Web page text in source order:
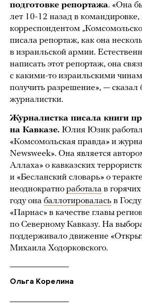
подготовке репортажа. «Она
лет 10-12 назад в командировке,
корреспондентом
писала репортаж, как она
в израильской армии.
написать этот репортаж, она
с какими-то израильскими
получить разрешение», —
журналистки.
Журналистка писала книги
на Кавказе. Юлия Юзик
«Комсомольская правда» и
Newsweek». Она является
Аллаха» о кавказских
и «Бесланский словарь» о
неоднократно работала в
году она баллотировалась в
«Парнас» в качестве главы
по Северному Кавказу. На
поддерживало движение
Михаила Ходорковского.
Ольга Корелина